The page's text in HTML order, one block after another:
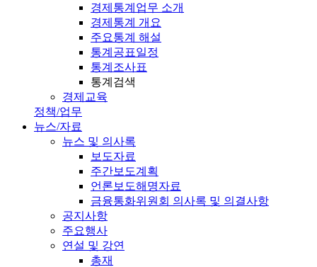
경제통계업무 소개
경제통계 개요
주요통계 해설
통계공표일정
통계조사표
통계검색
경제교육
정책/업무
뉴스/자료
뉴스 및 의사록
보도자료
주간보도계획
언론보도해명자료
금융통화위원회 의사록 및 의결사항
공지사항
주요행사
연설 및 강연
총재